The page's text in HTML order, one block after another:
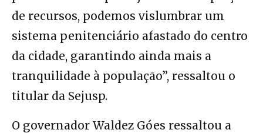
de recursos, podemos vislumbrar um
sistema penitenciário afastado do centro
da cidade, garantindo ainda mais a
tranquilidade à população”, ressaltou o
titular da Sejusp.
O governador Waldez Góes ressaltou a